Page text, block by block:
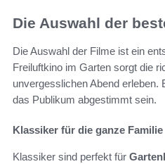
Die Auswahl der
Die Auswahl der Filme ist ein
Freiluftkino im Garten sorgt die
unvergesslichen Abend
das Publikum abgestimmt sein.
Klassiker für die ganze Familie
Klassiker sind perfekt für